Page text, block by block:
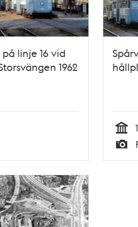
linje 16 vid
1962
Tid
Typ